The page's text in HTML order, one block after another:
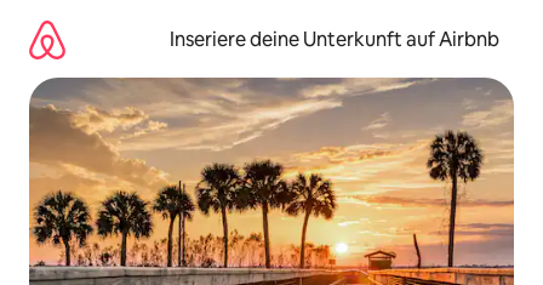
Inhalten
springen
Inseriere deine Unterkunft auf Airbnb